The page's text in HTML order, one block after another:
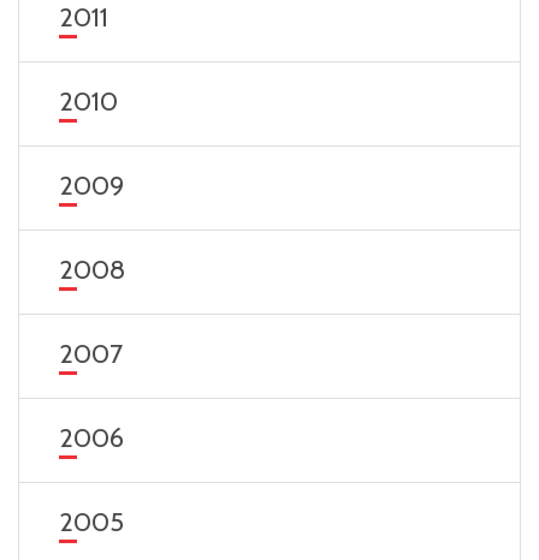
2011
2010
2009
2008
2007
2006
2005